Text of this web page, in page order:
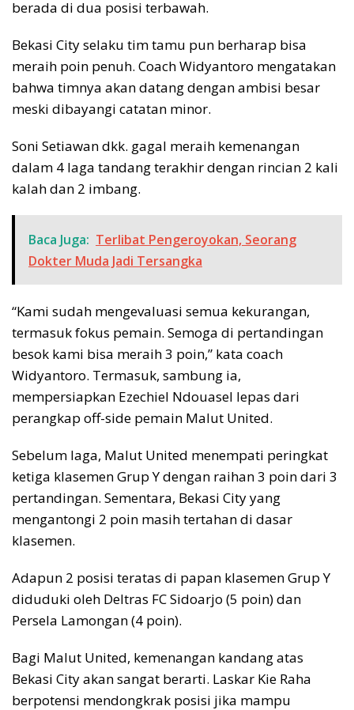
berada di dua posisi terbawah.
Bekasi City selaku tim tamu pun berharap bisa
meraih poin penuh. Coach Widyantoro mengatakan
bahwa timnya akan datang dengan ambisi besar
meski dibayangi catatan minor.
Soni Setiawan dkk. gagal meraih kemenangan
dalam 4 laga tandang terakhir dengan rincian 2 kali
kalah dan 2 imbang.
Baca Juga: Terlibat Pengeroyokan, Seorang
Dokter Muda Jadi Tersangka
“Kami sudah mengevaluasi semua kekurangan,
termasuk fokus pemain. Semoga di pertandingan
besok kami bisa meraih 3 poin,” kata coach
Widyantoro. Termasuk, sambung ia,
mempersiapkan Ezechiel Ndouasel lepas dari
perangkap off-side pemain Malut United.
Sebelum laga, Malut United menempati peringkat
ketiga klasemen Grup Y dengan raihan 3 poin dari 3
pertandingan. Sementara, Bekasi City yang
mengantongi 2 poin masih tertahan di dasar
klasemen.
Adapun 2 posisi teratas di papan klasemen Grup Y
diduduki oleh Deltras FC Sidoarjo (5 poin) dan
Persela Lamongan (4 poin).
Bagi Malut United, kemenangan kandang atas
Bekasi City akan sangat berarti. Laskar Kie Raha
berpotensi mendongkrak posisi jika mampu